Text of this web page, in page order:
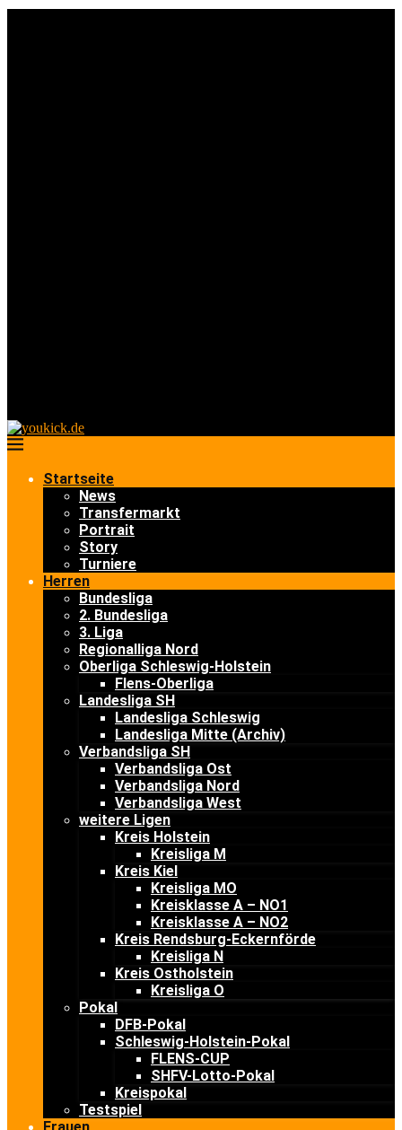
Startseite
News
Transfermarkt
Portrait
Story
Turniere
Herren
Bundesliga
2. Bundesliga
3. Liga
Regionalliga Nord
Oberliga Schleswig-Holstein
Flens-Oberliga
Landesliga SH
Landesliga Schleswig
Landesliga Mitte (Archiv)
Verbandsliga SH
Verbandsliga Ost
Verbandsliga Nord
Verbandsliga West
weitere Ligen
Kreis Holstein
Kreisliga M
Kreis Kiel
Kreisliga MO
Kreisklasse A – NO1
Kreisklasse A – NO2
Kreis Rendsburg-Eckernförde
Kreisliga N
Kreis Ostholstein
Kreisliga O
Pokal
DFB-Pokal
Schleswig-Holstein-Pokal
FLENS-CUP
SHFV-Lotto-Pokal
Kreispokal
Testspiel